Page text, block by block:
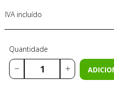
IVA incluído
Quantidade